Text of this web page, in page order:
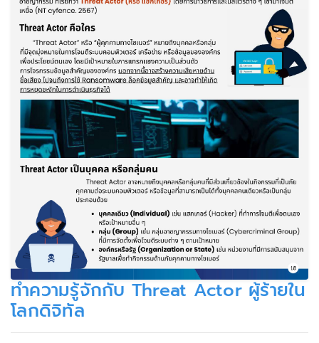
ทำความรู้จักกับ Threat Actor ผู้ร้ายใน
โลกดิจิทัล